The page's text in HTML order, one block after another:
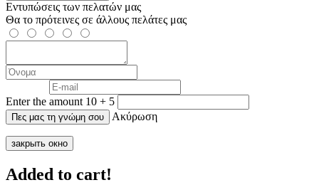
Εντυπώσεις των πελατών μας
Θα το πρότεινες σε άλλους πελάτες μας
Enter the amount 10 + 5
Ακύρωση
закрыть окно
Added to cart!